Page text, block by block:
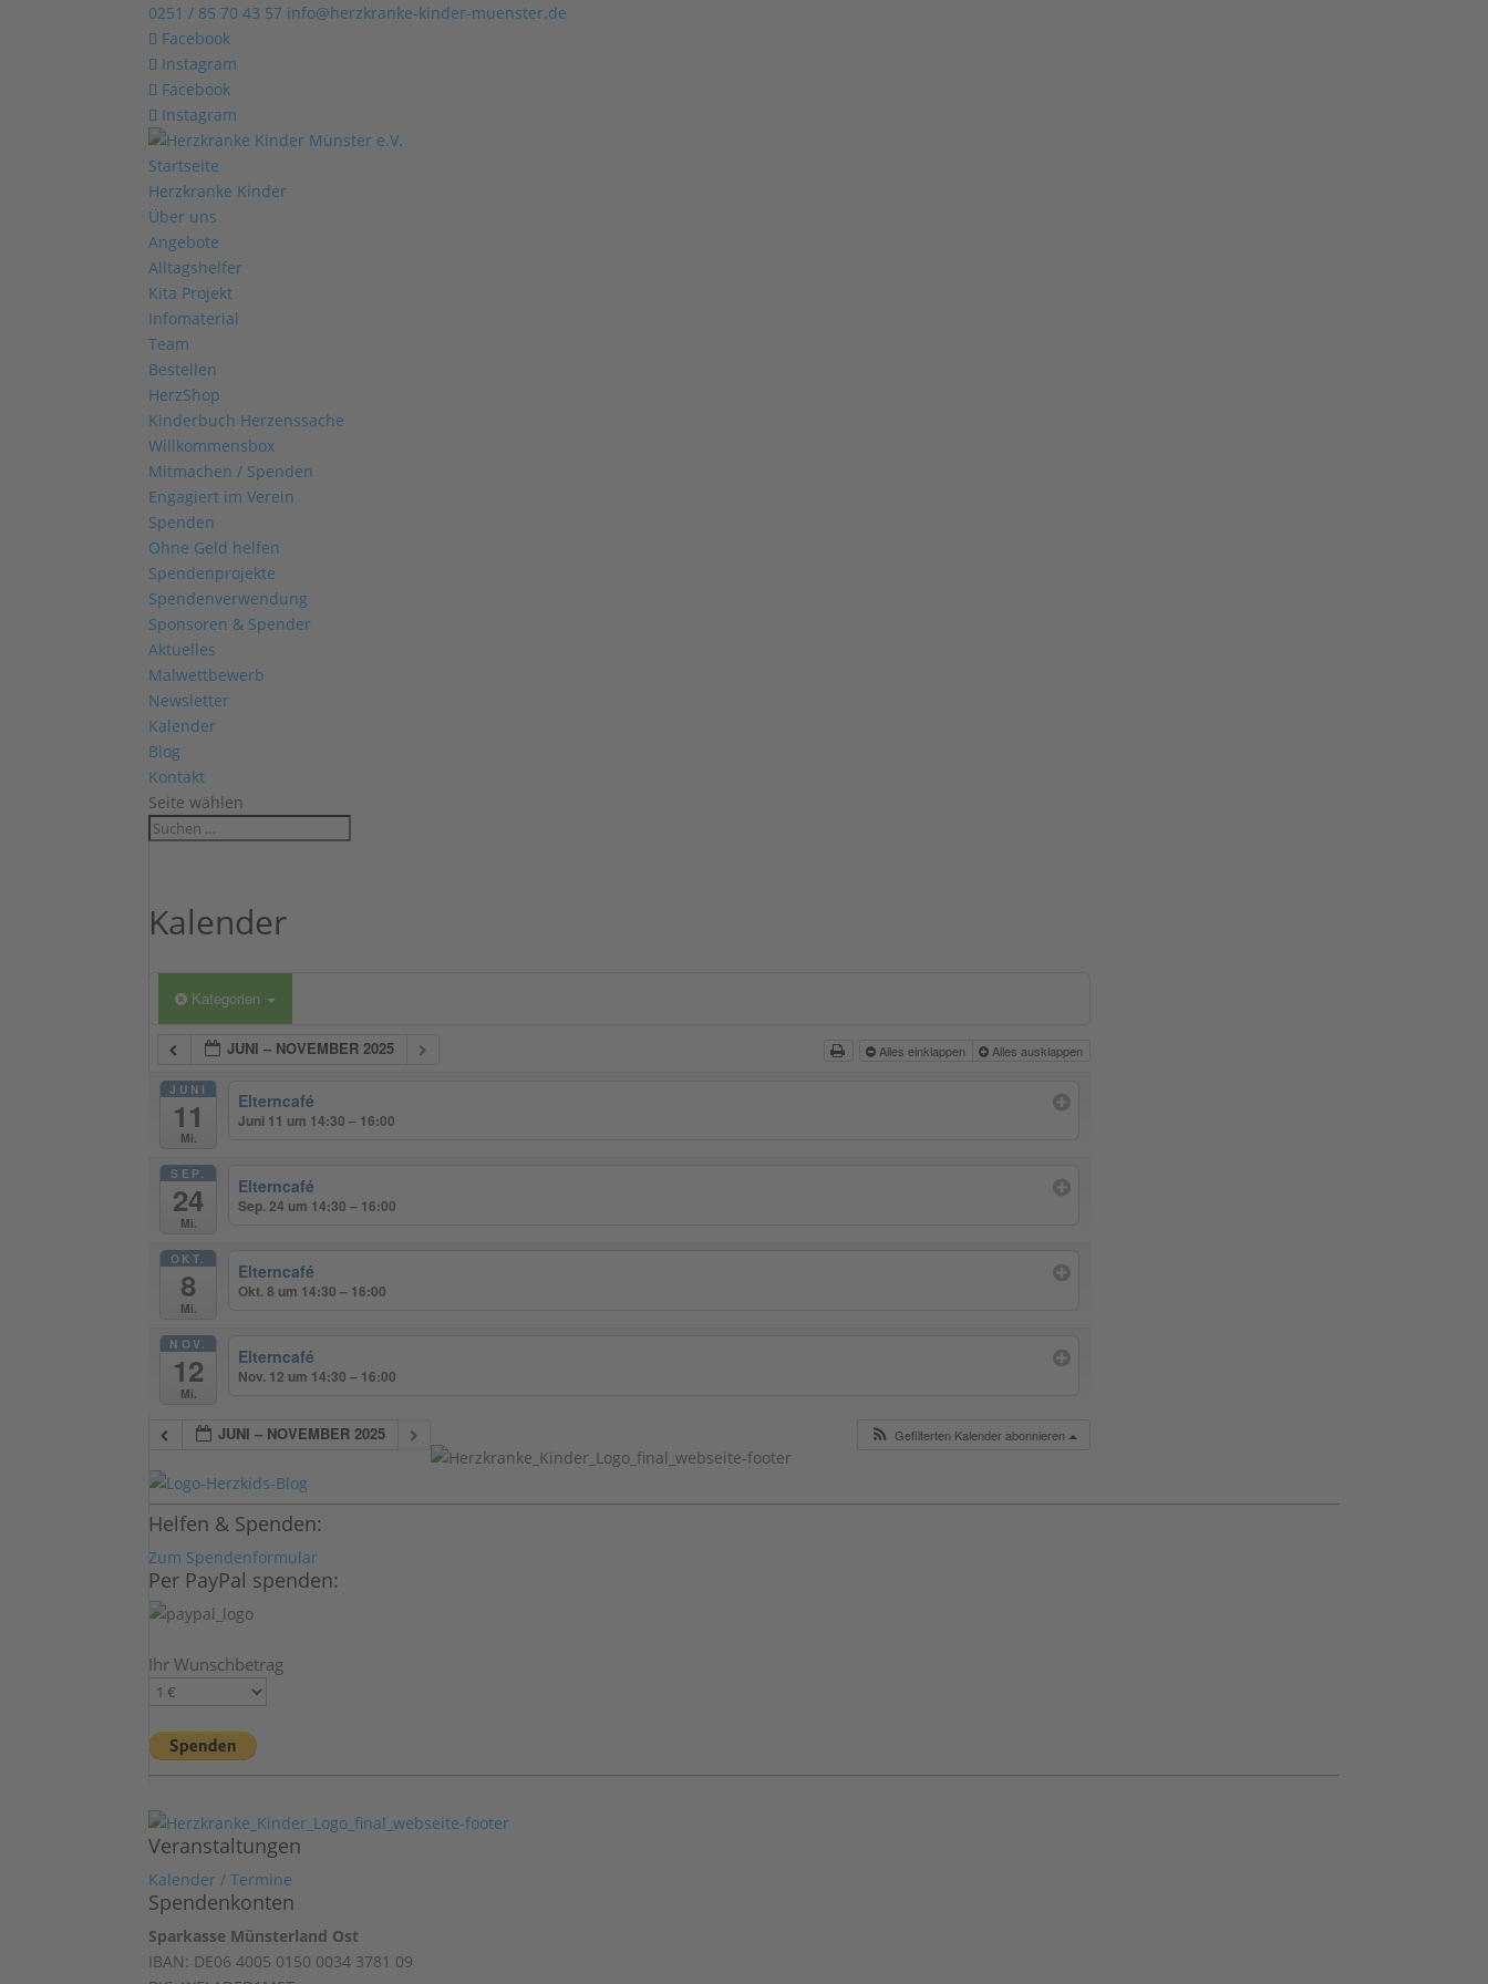
0251 / 85 70 43 57 info@herzkranke-kinder-muenster.de
Facebook
Instagram
Facebook
Instagram
Startseite
Herzkranke Kinder
Über uns
Angebote
Alltagshelfer
Kita Projekt
Infomaterial
Team
Bestellen
HerzShop
Kinderbuch Herzenssache
Willkommensbox
Mitmachen / Spenden
Engagiert im Verein
Spenden
Ohne Geld helfen
Spendenprojekte
Spendenverwendung
Sponsoren & Spender
Aktuelles
Malwettbewerb
Newsletter
Kalender
Blog
Kontakt
Seite wählen
Kalender
Kategorien
JUNI – NOVEMBER 2025 Alles einklappen Alles ausklappen
JUNI
11
Mi.
Elterncafé
Juni 11 um 14:30 – 16:00
SEP.
24
Mi.
Elterncafé
Sep. 24 um 14:30 – 16:00
OKT.
8
Mi.
Elterncafé
Okt. 8 um 14:30 – 16:00
NOV.
12
Mi.
Elterncafé
Nov. 12 um 14:30 – 16:00
JUNI – NOVEMBER 2025 Gefilterten Kalender abonnieren
Helfen & Spenden:
Zum Spendenformular
Per PayPal spenden:
Ihr Wunschbetrag
Veranstaltungen
Kalender / Termine
Spendenkonten
Sparkasse Münsterland Ost
IBAN: DE06 4005 0150 0034 3781 09